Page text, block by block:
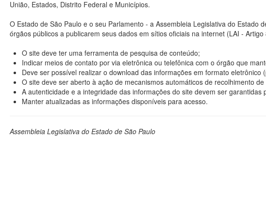
União, Estados, Distrito Federal e Municípios.
O Estado de São Paulo e o seu Parlamento - a Assembleia Legislativa do
órgãos públicos a publicarem seus dados em sítios oficiais na internet (LAI -
O site deve ter uma ferramenta de pesquisa de conteúdo;
Indicar meios de contato por via eletrônica ou telefônica com o órgão que
Deve ser possível realizar o download das informações em formato eletrônico
O site deve ser aberto à ação de mecanismos automáticos de recolhimento
A autenticidade e a integridade das informações do site devem ser garantidas
Manter atualizadas as informações disponíveis para acesso.
Assembleia Legislativa do Estado de São Paulo